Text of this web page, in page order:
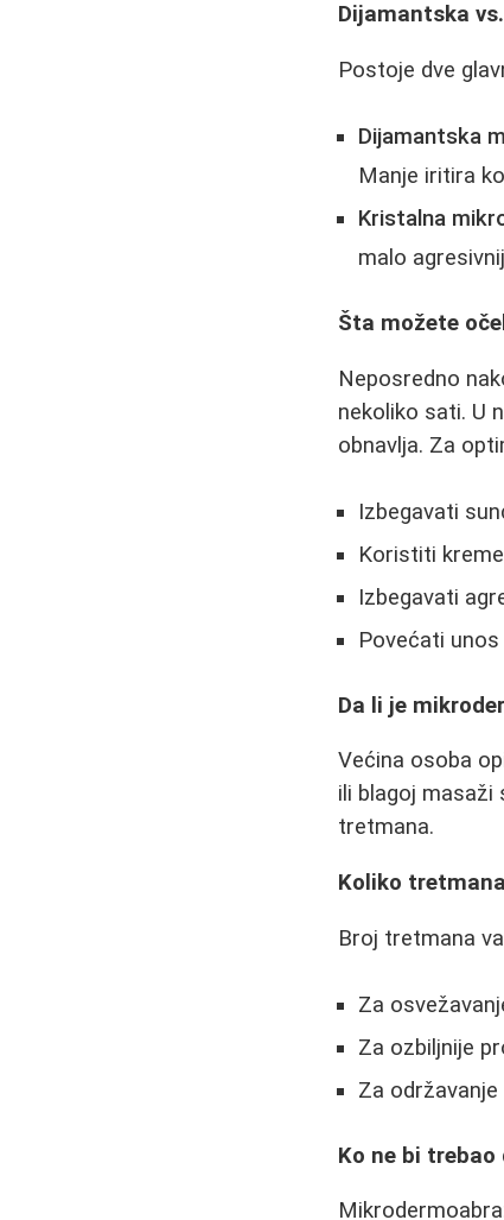
Dijamantska
Postoje dve
Dijamantska
Manje iritira
Kristalna
malo
Šta možete
Neposredno
nekoliko sati. U
obnavlja. Za
Izbegavati
Koristiti
Izbegavati
Povećati
Da li je
Većina osoba
ili blagoj
tretmana.
Koliko
Broj tretmana
Za
Za ozbiljnije
Za
Ko ne bi